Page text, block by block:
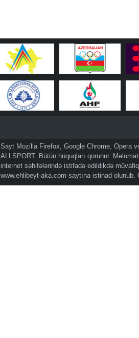
Sayt Mozilla Firefox, Google Chrome, Opera
ALLSPORT. Bütün hüquqları qorunur.
internet səhifələrində istifadə edildikdə
www.ehlibeyt-aka.com saytına istinad olunub.